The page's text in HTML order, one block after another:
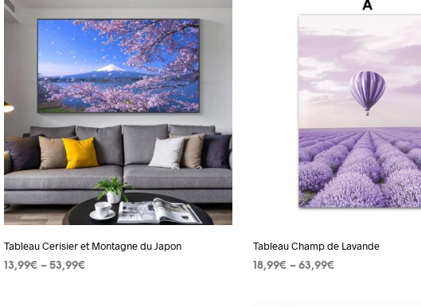
Tableau Cerisier et Montagne du Japon
13,99€ –53,99€
Tableau Champ de Lavande
18,99€ – 63,99€